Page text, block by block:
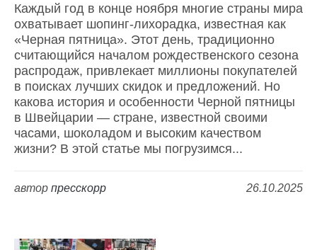
Каждый год в конце ноября многие страны мира
охватывает шопинг-лихорадка, известная как
«Черная пятница». Этот день, традиционно
считающийся началом рождественского сезона
распродаж, привлекает миллионы покупателей
в поисках лучших скидок и предложений. Но
какова история и особенности Черной пятницы
в Швейцарии — стране, известной своими
часами, шоколадом и высоким качеством
жизни? В этой статье мы погрузимся...
26.10.2025
автор пресскорр